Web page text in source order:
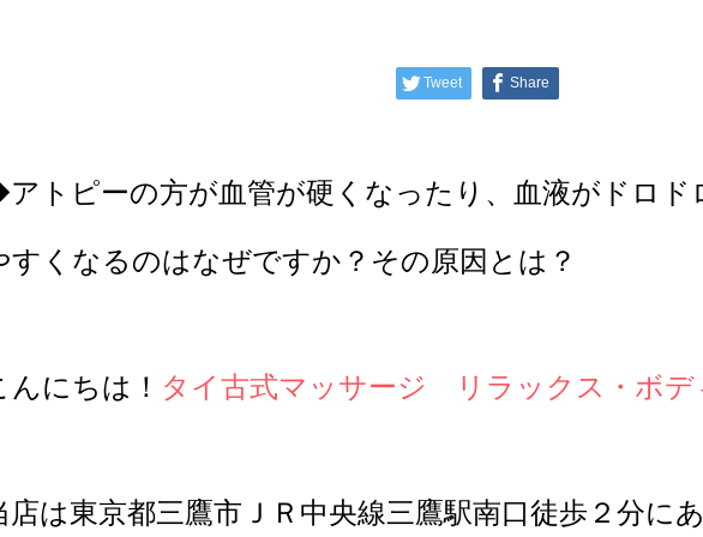
Tweet Share
トピーの方が血管が硬くなったり、血液がドロド
すくなるのはなぜですか？その原因とは？
んにちは！ タイ古式マッサージ リラックス・ボデ
店は東京都三鷹市ＪＲ中央線三鷹駅南口徒歩２分に